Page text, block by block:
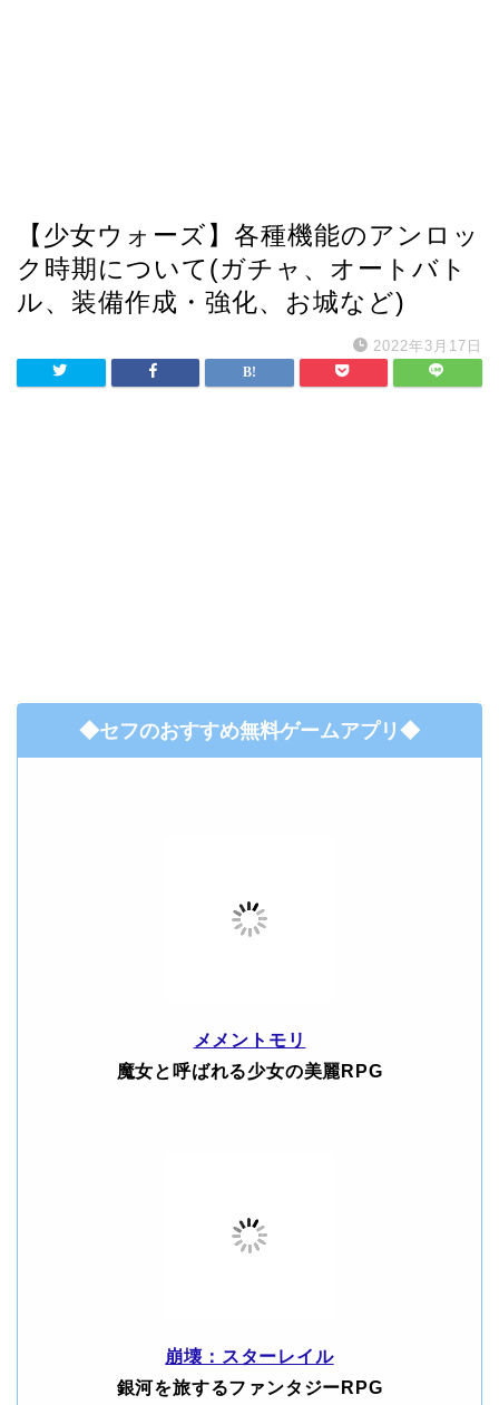
【少女ウォーズ】各種機能のアンロッ
ク時期について(ガチャ、オートバト
ル、装備作成・強化、お城など)
2022年3月17日
◆セフのおすすめ無料ゲームアプリ◆
メメントモリ
魔女と呼ばれる少女の美麗RPG
崩壊：スターレイル
銀河を旅するファンタジーRPG